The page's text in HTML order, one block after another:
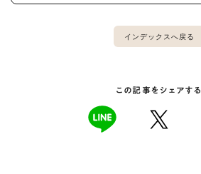
インデックスへ戻る
この記事をシェアする